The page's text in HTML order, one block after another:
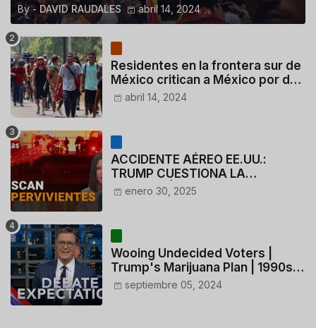
By - DAVID RAUDALES abril 14, 2024
Residentes en la frontera sur de
México critican a México por dar
110 dólares a migrantes
deportados
abril 14, 2024
ACCIDENTE AÉREO EE.UU.:
TRUMP CUESTIONA LA
ACTUACIÓN DE LOS
CONTROLADORES y PILOTO del
enero 30, 2025
Wooing Undecided Voters |
Trump's Marijuana Plan | 1990s
Porn Expert Mark Robinson
septiembre 05, 2024